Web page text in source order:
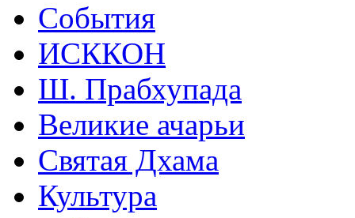
События
ИСККОН
Ш. Прабхупада
Великие ачарьи
Святая Дхама
Культура